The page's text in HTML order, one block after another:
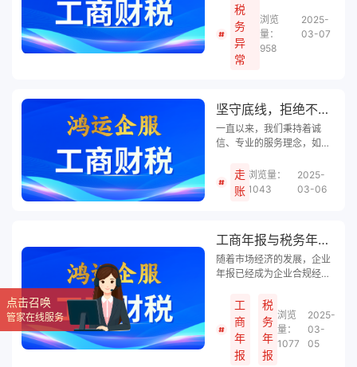
问题。面对税务异常，企业
应积极应对，采取有效措施
解决问题。鸿运企服小编将
从税务异常原因、解决方
法、预防措施等方面进行全
税
务
异
常
浏览
量：
958
2025-
03-07
坚守底线，拒绝不当走账
一直以来，我们秉持着诚
信、专业的服务理念，如果
的请求，在此，我们深感责
任重大，特此予以拒绝，并
希望通过鸿运企服小编阐述
走
账
浏览量：
1043
2025-
03-06
工商年报与税务年报区别
随着市场经济的发展，企业
年报已经成为企业合规经营
年报主要分为工商年报和税
务年报两种。虽然二者都与
企业的年度经营状况相关，
但它们在申报部门、内容、
时间和目的等方面存在着明
工
商
年
报
税
务
年
报
浏览
量：
1077
2025-
03-
05
点击召唤
管家在线服务